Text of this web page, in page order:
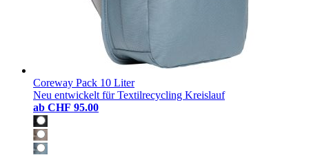
Coreway Pack 10 Liter
Neu entwickelt für Textilrecycling Kreislauf
ab CHF 95.00